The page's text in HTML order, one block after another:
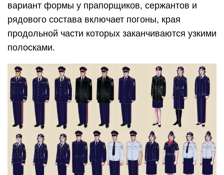
вариант формы у прапорщиков, сержантов и
рядового состава включает погоны, края
продольной части которых заканчиваются узкими
полосками.